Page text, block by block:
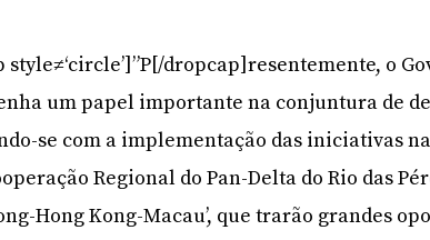
style≠‘circle’]”P[/dropcap]resentemente, o
um papel importante na conjuntura de
se com a implementação das iniciativas
Regional do Pan-Delta do Rio das
Hong Kong-Macau’, que trarão grandes